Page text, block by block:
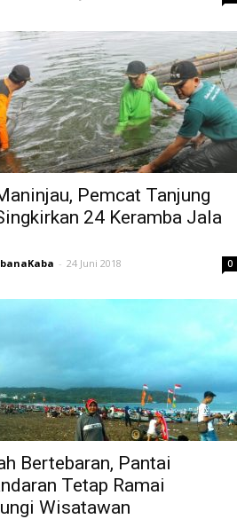
Pemcat Tanjung
24 Keramba Jala
- 24 Juni 2018 0
Bertebaran, Pantai
Tetap Ramai
Wisatawan